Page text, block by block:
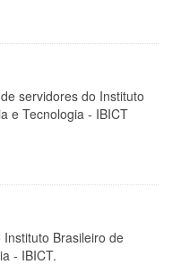
servidores do Instituto
e Tecnologia - IBICT
Brasileiro de
- IBICT.